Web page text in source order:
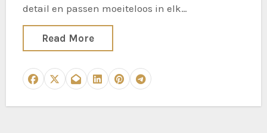
detail en passen moeiteloos in elk…
Read More